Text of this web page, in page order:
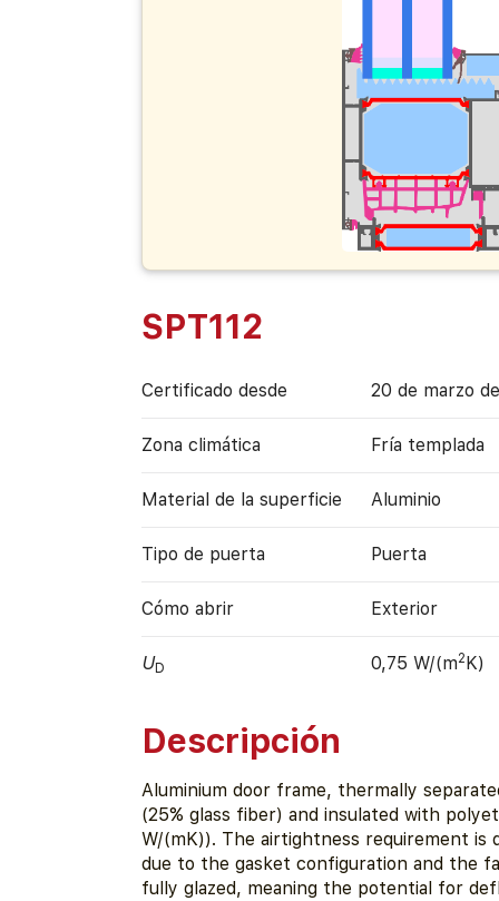
SPT112
Certificado desde 20 de marzo
Zona climática Fría templada
Material de la superficie Aluminio
Tipo de puerta Puerta
Cómo abrir Exterior
UD 0,75 W/(m2K)
Descripción
Aluminium door frame, thermally
(25% glass fiber) and insulated with
W/(mK)). The airtightness requirement is
due to the gasket configuration and the
fully glazed, meaning the potential for